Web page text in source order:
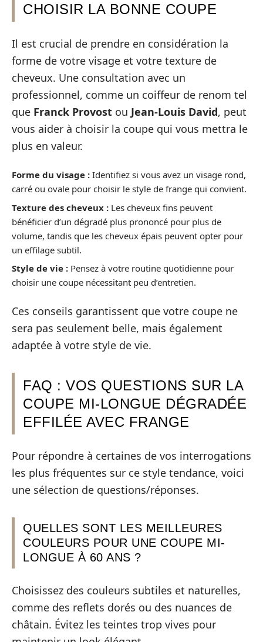
CHOISIR LA BONNE COUPE
Il est crucial de prendre en considération la
forme de votre visage et votre texture de
cheveux. Une consultation avec un
professionnel, comme un coiffeur de renom tel
que Franck Provost ou Jean-Louis David, peut
vous aider à choisir la coupe qui vous mettra le
plus en valeur.
Forme du visage : Identifiez si vous avez un visage rond,
carré ou ovale pour choisir le style de frange qui convient.
Texture des cheveux : Les cheveux fins peuvent
bénéficier d’un dégradé plus prononcé pour plus de
volume, tandis que les cheveux épais peuvent opter pour
un effilage subtil.
Style de vie : Pensez à votre routine quotidienne pour
choisir une coupe nécessitant peu d’entretien.
Ces conseils garantissent que votre coupe ne
sera pas seulement belle, mais également
adaptée à votre style de vie.
FAQ : VOS QUESTIONS SUR LA
COUPE MI-LONGUE DÉGRADÉE
EFFILÉE AVEC FRANGE
Pour répondre à certaines de vos interrogations
les plus fréquentes sur ce style tendance, voici
une sélection de questions/réponses.
QUELLES SONT LES MEILLEURES
COULEURS POUR UNE COUPE MI-
LONGUE À 60 ANS ?
Choisissez des couleurs subtiles et naturelles,
comme des reflets dorés ou des nuances de
châtain. Évitez les teintes trop vives pour